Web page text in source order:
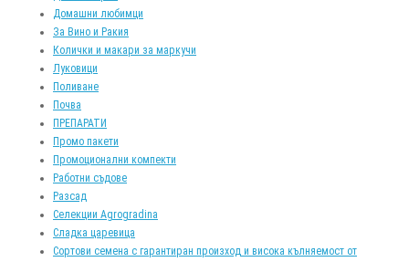
Домашни любимци
За Вино и Ракия
Колички и макари за маркучи
Луковици
Поливане
Почва
ПРЕПАРАТИ
Промо пакети
Промоционални компекти
Работни съдове
Разсад
Селекции Agrogradina
Сладка царевица
Сортови семена с гарантиран произход и висока кълняемост от